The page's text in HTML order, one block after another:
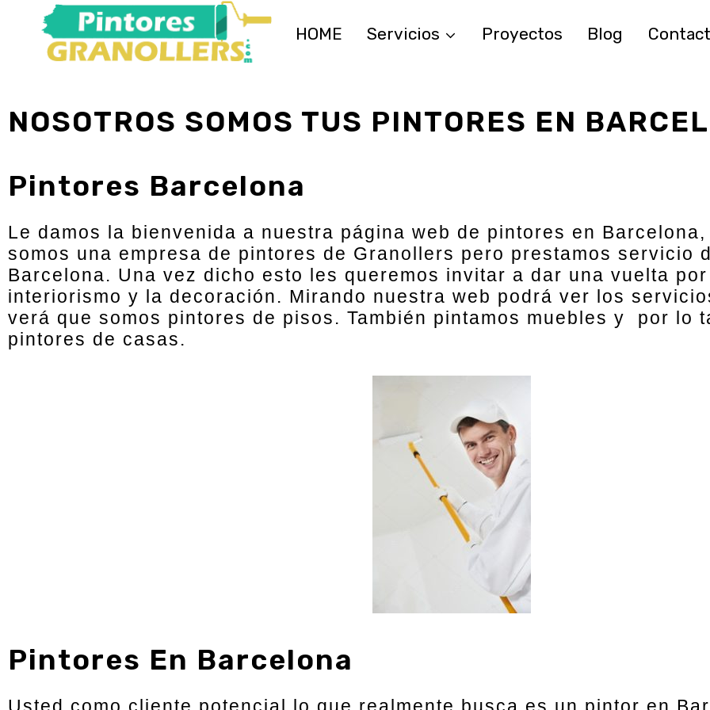
HOME Servicios Proyectos Blog
NOSOTROS SOMOS TUS PINTORES EN
Pintores Barcelona
Le damos la bienvenida a nuestra página web de pintores en
somos una empresa de pintores de Granollers pero prestamos servicio
Barcelona. Una vez dicho esto les queremos invitar a dar una vuelta
interiorismo y la decoración. Mirando nuestra web podrá ver los
verá que somos pintores de pisos. También pintamos muebles y por lo
pintores de casas.
Pintores En Barcelona